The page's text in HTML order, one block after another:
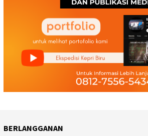
BERLANGGANAN